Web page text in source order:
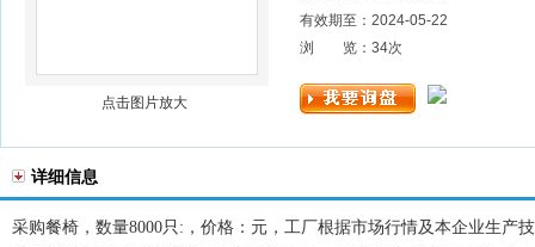
点击图片放大
有效期至：2024-05-22
浏 览： 34次
详细信息
采购餐椅，数量8000只:，价格：元，工厂根据市场行情及本企业生产